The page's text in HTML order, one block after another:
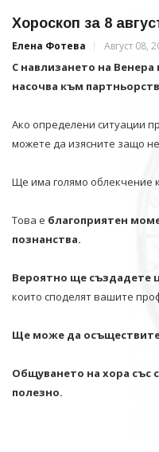
Хороскоп за 8
Елена Фотева Август 08,
С навлизането на
насочва към
Ако определени ситуации
можете да изясните защо
Ще има голямо облекчение
Това е благоприятен
познанства.
Вероятно ще създадете
които споделят вашите
Ще може да
Общуването на хора със
полезно.